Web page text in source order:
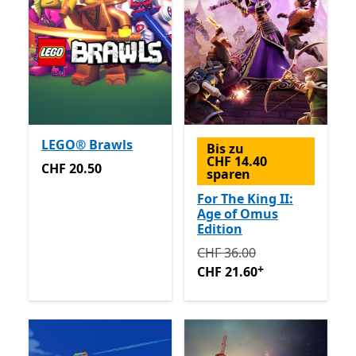
LEGO® Brawls
CHF 20.50
CHF 20.50
Bis zu
CHF 14.40
sparen
For The King II:
Age of Omus
Edition
Ursprünglich CHF 36.00
CHF 36.00
CHF 21.60+